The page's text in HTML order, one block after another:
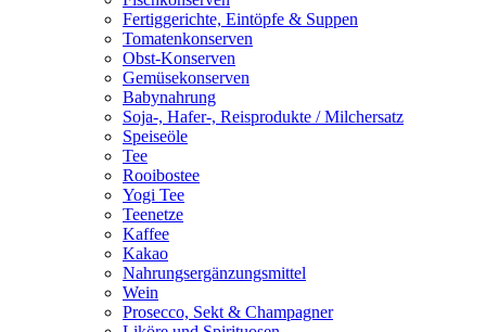
Fertiggerichte, Eintöpfe & Suppen
Tomatenkonserven
Obst-Konserven
Gemüsekonserven
Babynahrung
Soja-, Hafer-, Reisprodukte / Milchersatz
Speiseöle
Tee
Rooibostee
Yogi Tee
Teenetze
Kaffee
Kakao
Nahrungsergänzungsmittel
Wein
Prosecco, Sekt & Champagner